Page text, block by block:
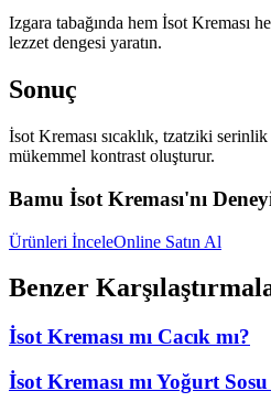
Izgara tabağında hem İsot Kreması
lezzet dengesi yaratın.
Sonuç
İsot Kreması sıcaklık, tzatziki
mükemmel kontrast oluşturur.
Bamu İsot Kreması'nı
Ürünleri İnceleOnline Satın Al
Benzer
İsot Kreması mı Cacık mı?
İsot Kreması mı Yoğurt